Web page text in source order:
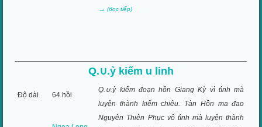
→(đọc tiếp)
Q.∪.ỷ kiếm u linh
Độ dài 64 hồi
Q.∪.ỷ kiếm đoạn hồn Giang Kỳ vì tình mà
luyện thành kiếm chiêu. Tàn Hồn ma đao
Nguyên Thiên Phục vô tình mà luyện thành